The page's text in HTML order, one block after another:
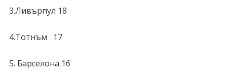
3.Ливърпул 18
4.Тотнъм 17
Барселона 16